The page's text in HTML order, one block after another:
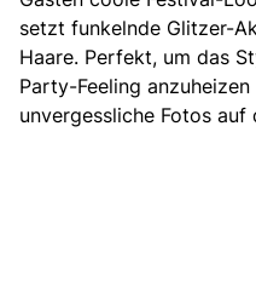
setzt funkelnde Glitzer-
Haare. Perfekt, um das
Party-Feeling
unvergessliche Fotos